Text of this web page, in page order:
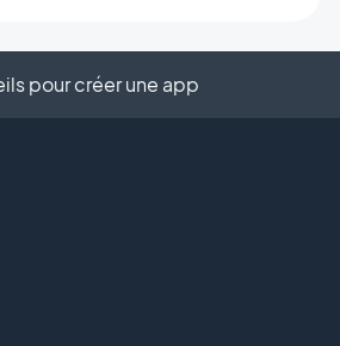
pour créer une app